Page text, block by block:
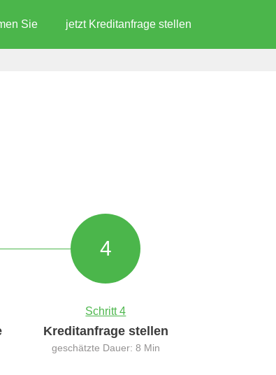
Sie jetzt Kreditanfrage stellen
4
Schritt 4
Kreditanfrage stellen
geschätzte Dauer: 8 Min